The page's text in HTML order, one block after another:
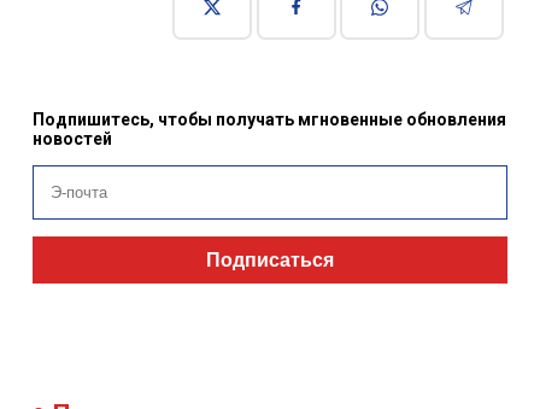
Подпишитесь, чтобы получать мгновенные обновления
новостей
Подписаться